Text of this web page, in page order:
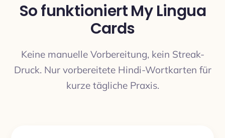
So funktioniert My Lingua
Cards
Keine manuelle Vorbereitung, kein Streak-
Druck. Nur vorbereitete Hindi-Wortkarten für
kurze tägliche Praxis.